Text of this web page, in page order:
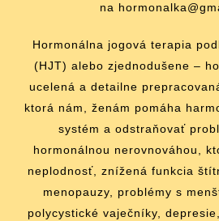
na
Hormonálna jogová terapia
(HJT) alebo zjednodušene –
ucelená a detailne
ktorá nám, ženám pomáha
systém a odstraňovať
hormonálnou nerovnováhou,
neplodnosť, znížená funkcia
menopauzy, problémy s
polycystické vaječníky,